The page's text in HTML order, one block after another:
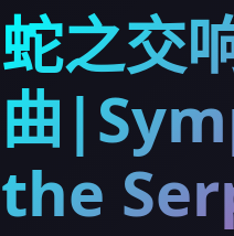
蛇之交
曲
the